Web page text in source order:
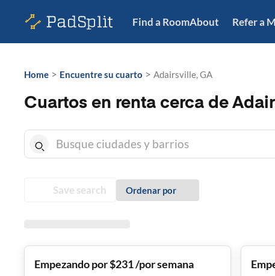
Find a RoomAbout Refer a
Home > Encuentre su cuarto > Adairsville, GA
Cuartos en renta cerca de
Save search Ordenar por
Empezando por $231 /por semana